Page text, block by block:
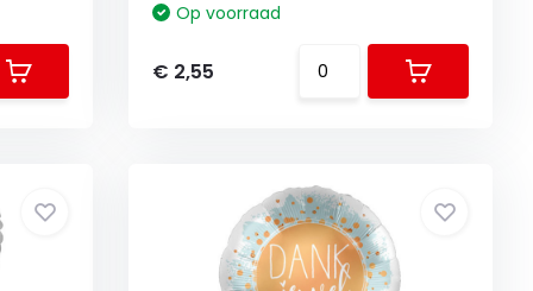
Op voorraad
€ 2,55